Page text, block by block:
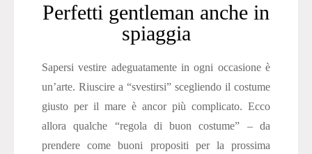
Perfetti gentleman anche in
spiaggia
Sapersi vestire adeguatamente in ogni occasione è
un’arte. Riuscire a “svestirsi” scegliendo il costume
giusto per il mare è ancor più complicato. Ecco
allora qualche “regola di buon costume” – da
prendere come buoni propositi per la prossima